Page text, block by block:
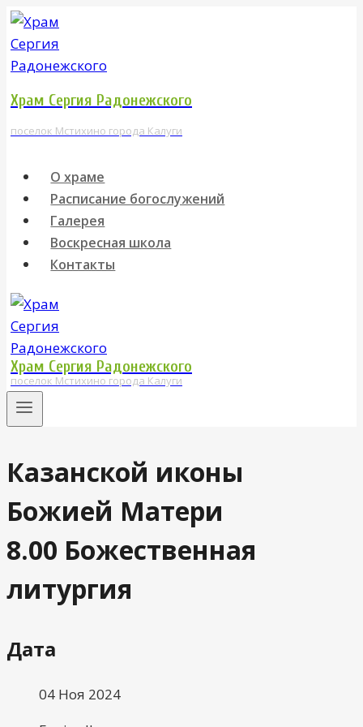
Перейти
к
содержимому
Храм Сергия Радонежского
поселок Мстихино города Калуги
О храме
Расписание богослужений
Галерея
Воскресная школа
Контакты
Храм Сергия Радонежского
поселок Мстихино города Калуги
Казанской иконы
Божией Матери
8.00 Божественная
литургия
Дата
04 Ноя 2024